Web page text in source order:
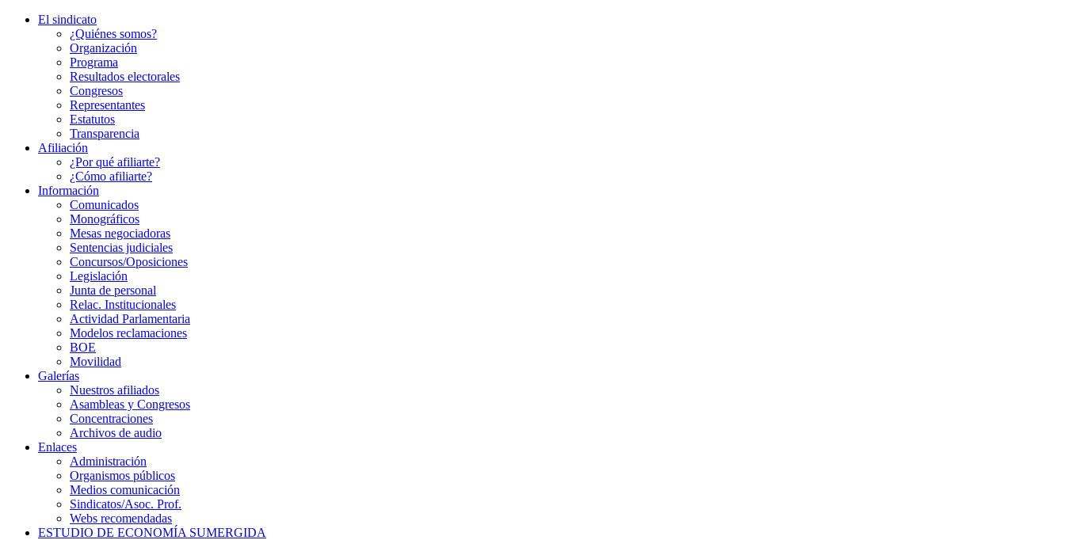
El sindicato
¿Quiénes somos?
Organización
Programa
Resultados electorales
Congresos
Representantes
Estatutos
Transparencia
Afiliación
¿Por qué afiliarte?
¿Cómo afiliarte?
Información
Comunicados
Monográficos
Mesas negociadoras
Sentencias judiciales
Concursos/Oposiciones
Legislación
Junta de personal
Relac. Institucionales
Actividad Parlamentaria
Modelos reclamaciones
BOE
Movilidad
Galerías
Nuestros afiliados
Asambleas y Congresos
Concentraciones
Archivos de audio
Enlaces
Administración
Organismos públicos
Medios comunicación
Sindicatos/Asoc. Prof.
Webs recomendadas
ESTUDIO DE ECONOMÍA SUMERGIDA